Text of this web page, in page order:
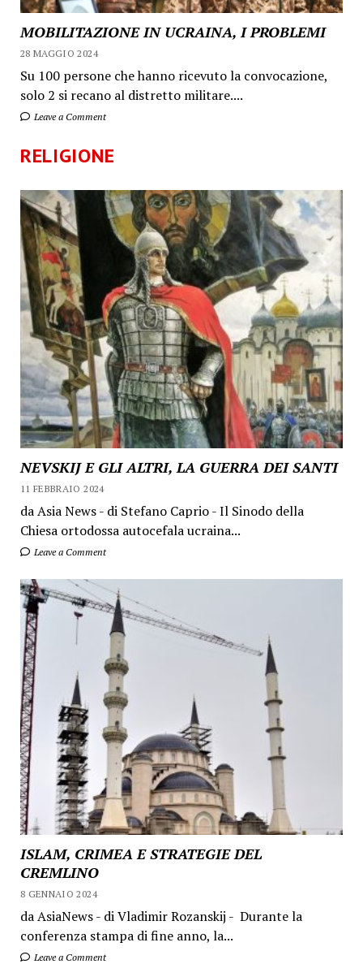
MOBILITAZIONE IN UCRAINA, I PROBLEMI
28 MAGGIO 2024
Su 100 persone che hanno ricevuto la convocazione,
solo 2 si recano al distretto militare....
Leave a Comment
RELIGIONE
NEVSKIJ E GLI ALTRI, LA GUERRA DEI SANTI
11 FEBBRAIO 2024
da Asia News - di Stefano Caprio - Il Sinodo della
Chiesa ortodossa autocefala ucraina...
Leave a Comment
ISLAM, CRIMEA E STRATEGIE DEL
CREMLINO
8 GENNAIO 2024
da AsiaNews - di Vladimir Rozanskij - Durante la
conferenza stampa di fine anno, la...
Leave a Comment